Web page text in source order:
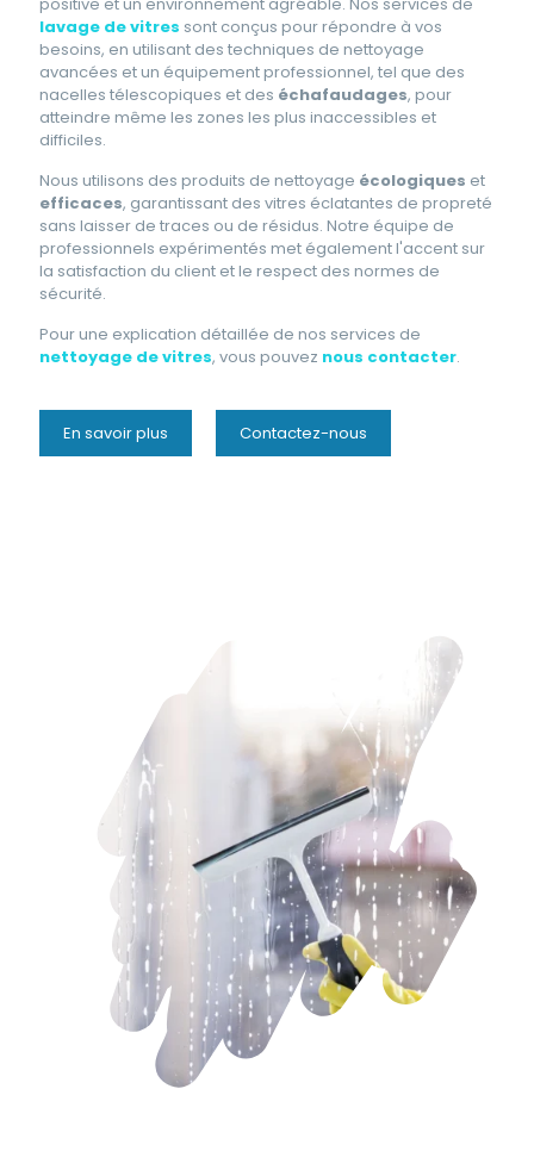
lavage de vitres sont conçus pour répondre à vos
besoins, en utilisant des techniques de nettoyage
avancées et un équipement professionnel, tel que des
nacelles télescopiques et des échafaudages, pour
atteindre même les zones les plus inaccessibles et
difficiles.
Nous utilisons des produits de nettoyage écologiques et
efficaces, garantissant des vitres éclatantes de propreté
sans laisser de traces ou de résidus. Notre équipe de
professionnels expérimentés met également l'accent sur
la satisfaction du client et le respect des normes de
sécurité.
Pour une explication détaillée de nos services de
nettoyage de vitres, vous pouvez nous contacter.
En savoir plus Contactez-nous